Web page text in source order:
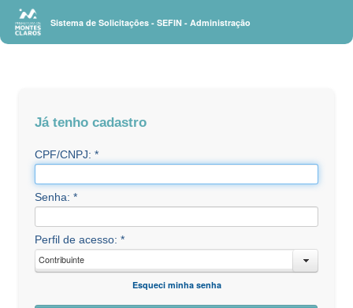
Sistema de Solicitações - SEFIN - Administração
Já tenho cadastro
CPF/CNPJ: *
Senha: *
Perfil de acesso: *
Contribuinte
Esqueci minha senha